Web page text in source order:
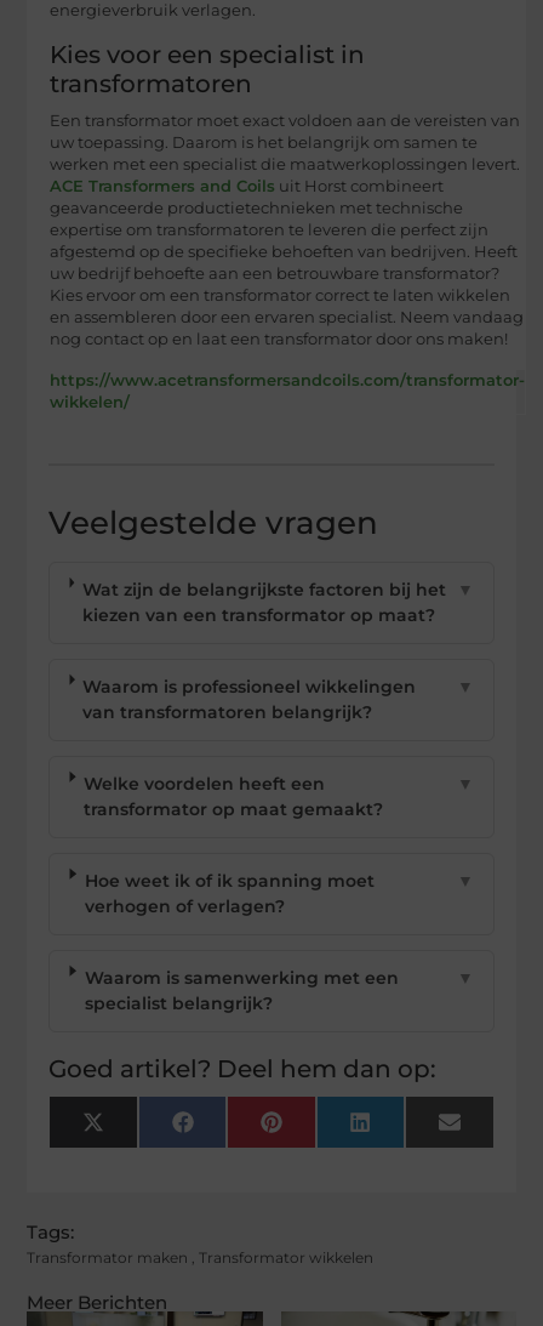
Meer Berichten
energieverbruik verlagen.
Kies voor een specialist in
transformatoren
Een transformator moet exact voldoen aan de vereisten van
uw toepassing. Daarom is het belangrijk om samen te
werken met een specialist die maatwerkoplossingen levert.
ACE Transformers and Coils uit Horst combineert
geavanceerde productietechnieken met technische
expertise om transformatoren te leveren die perfect zijn
afgestemd op de specifieke behoeften van bedrijven. Heeft
uw bedrijf behoefte aan een betrouwbare transformator?
Kies ervoor om een transformator correct te laten wikkelen
en assembleren door een ervaren specialist. Neem vandaag
nog contact op en laat een transformator door ons maken!
https://www.acetransformersandcoils.com/transformator-
wikkelen/
Veelgestelde vragen
Wat zijn de belangrijkste factoren bij het
kiezen van een transformator op maat?
▼
Waarom is professioneel wikkelingen
van transformatoren belangrijk?
▼
Welke voordelen heeft een
transformator op maat gemaakt?
▼
Hoe weet ik of ik spanning moet
verhogen of verlagen?
▼
Waarom is samenwerking met een
specialist belangrijk?
▼
Goed artikel? Deel hem dan op:
X
(Twitter)
FacebookPinterest LinkedIn Email
Tags:
Transformator maken Transformator wikkelen